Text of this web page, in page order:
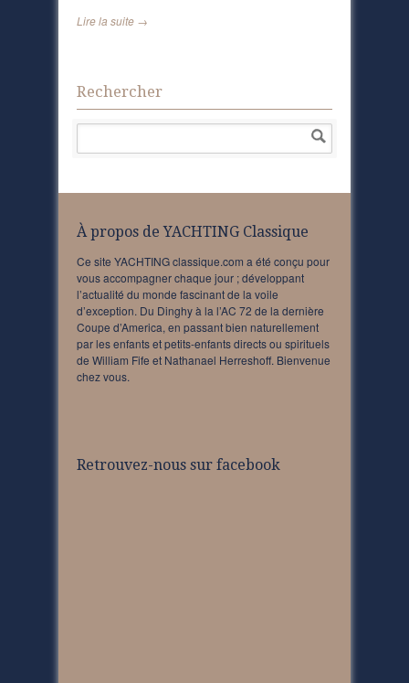
Lire la suite →
Rechercher
À propos de YACHTING Classique
Ce site YACHTING classique.com a été conçu pour
vous accompagner chaque jour ; développant
l’actualité du monde fascinant de la voile
d’exception. Du Dinghy à la l’AC 72 de la dernière
Coupe d’America, en passant bien naturellement
par les enfants et petits-enfants directs ou spirituels
de William Fife et Nathanael Herreshoff. Bienvenue
chez vous.
Retrouvez-nous sur facebook